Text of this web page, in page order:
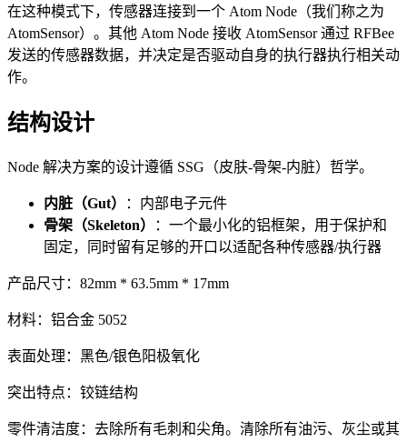
在这种模式下，传感器连接到一个 Atom Node（我们称之为
AtomSensor）。其他 Atom Node 接收 AtomSensor 通过 RFBee
发送的传感器数据，并决定是否驱动自身的执行器执行相关动
作。
结构设计
Node 解决方案的设计遵循 SSG（皮肤-骨架-内脏）哲学。
内脏（Gut）
：内部电子元件
骨架（Skeleton）
：一个最小化的铝框架，用于保护和
固定，同时留有足够的开口以适配各种传感器/执行器
产品尺寸：82mm * 63.5mm * 17mm
材料：铝合金 5052
表面处理：黑色/银色阳极氧化
突出特点：铰链结构
零件清洁度：去除所有毛刺和尖角。清除所有油污、灰尘或其